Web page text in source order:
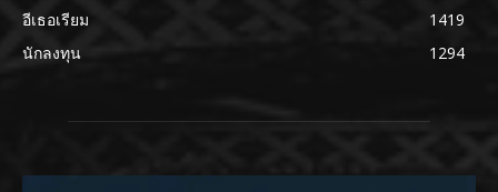
อีเธอเรียม
1419
นักลงทุน
1294